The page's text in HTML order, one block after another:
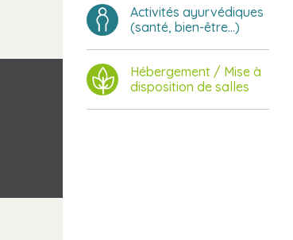
Activités ayurvédiques
(santé, bien-être...)
Hébergement / Mise à
disposition de salles